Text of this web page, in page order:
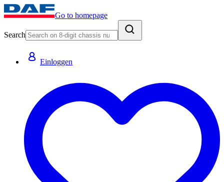
Go to homepage
Search
Einloggen